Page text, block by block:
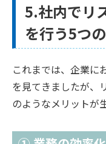
5.社内でリ
を行う5つ
これまでは、企業に
を見てきましたが、
のようなメリットが